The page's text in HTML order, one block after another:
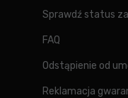
Sprawdź status
FAQ
Odstąpienie od
Reklamacja